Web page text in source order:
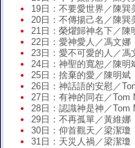
19日：不要愛世界／陳巽
20日：不傳揚己名／陳巽
21日：榮燿歸神名下／陳
22日：愛神愛人／馮文娜
23日：愛不可愛的人／馮
24日：神聖的寬恕／陳明
25日：捨棄的愛／陳明斌
26日：神話語的安慰／
27日：有神的同在／Tom
28日：認識神是神／Tom
29日：不再孤單／黃維娜
30日：仰首觀天／梁潔瓊
31日：天災人禍／梁潔瓊